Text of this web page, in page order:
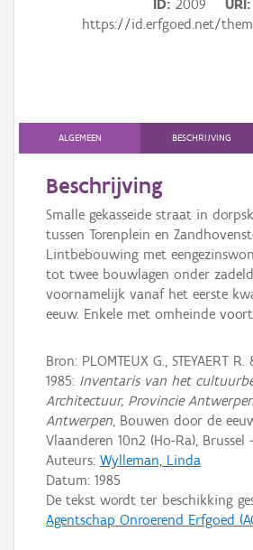
Persoon of collectief
Downloads
Hergebruik
Aanmelden
ID 2009
URI
https://id.erfgoed.net/
ALGEMEEN BESCHRIJVING
Beschrijving
Smalle gekasseide straat in
tussen Torenplein en
Lintbebouwing met
tot twee bouwlagen onder
voornamelijk vanaf het eerste
eeuw. Enkele met omheinde
Bron: PLOMTEUX G., STEYAERT
1985: Inventaris van het
Architectuur, Provincie
Antwerpen, Bouwen door de
Vlaanderen 10n2 (Ho-Ra), Brussel
Auteurs: Wylleman, Linda
Datum: 1985
De tekst wordt ter beschikking
Agentschap Onroerend Erfgoed